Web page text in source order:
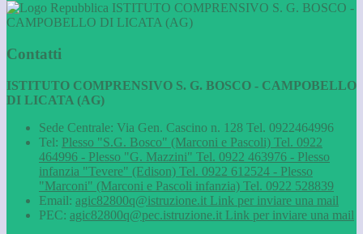
ISTITUTO COMPRENSIVO S. G. BOSCO -
CAMPOBELLO DI LICATA (AG)
Contatti
ISTITUTO COMPRENSIVO S. G. BOSCO - CAMPOBELLO
DI LICATA (AG)
Sede Centrale: Via Gen. Cascino n. 128 Tel. 0922464996
Tel: Plesso "S.G. Bosco" (Marconi e Pascoli) Tel. 0922
464996 - Plesso "G. Mazzini" Tel. 0922 463976 - Plesso
infanzia "Tevere" (Edison) Tel. 0922 612524 - Plesso
"Marconi" (Marconi e Pascoli infanzia) Tel. 0922 528839
Email: agic82800q@istruzione.it Link per inviare una mail
PEC: agic82800q@pec.istruzione.it Link per inviare una mail